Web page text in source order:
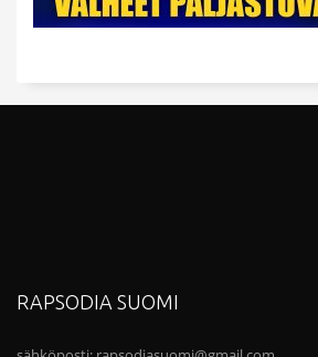
RAPSODIA SUOMI